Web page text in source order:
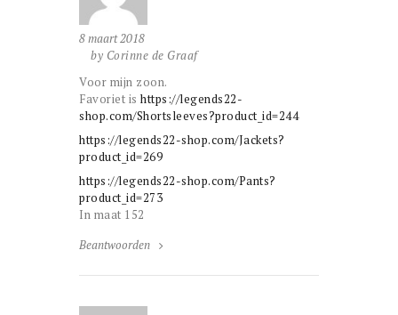
8 maart 2018
by Corinne de Graaf
Voor mijn zoon.
Favoriet is https://legends22-
shop.com/Shortsleeves?product_id=244
https://legends22-shop.com/Jackets?
product_id=269
https://legends22-shop.com/Pants?
product_id=273
In maat 152
Beantwoorden